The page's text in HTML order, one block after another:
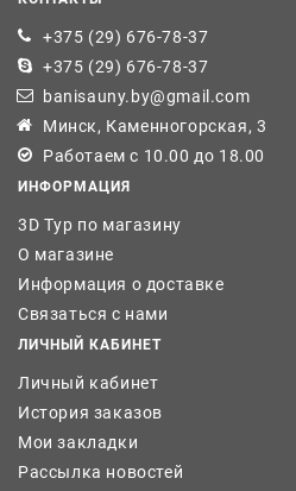
+375 (29) 676-78-37
+375 (29) 676-78-37
banisauny.by@gmail.com
Минск, Каменногорская, 3
Работаем с 10.00 до 18.00
ИНФОРМАЦИЯ
3D Тур по магазину
О магазине
Информация о доставке
Связаться с нами
ЛИЧНЫЙ КАБИНЕТ
Личный кабинет
История заказов
Мои закладки
Рассылка новостей